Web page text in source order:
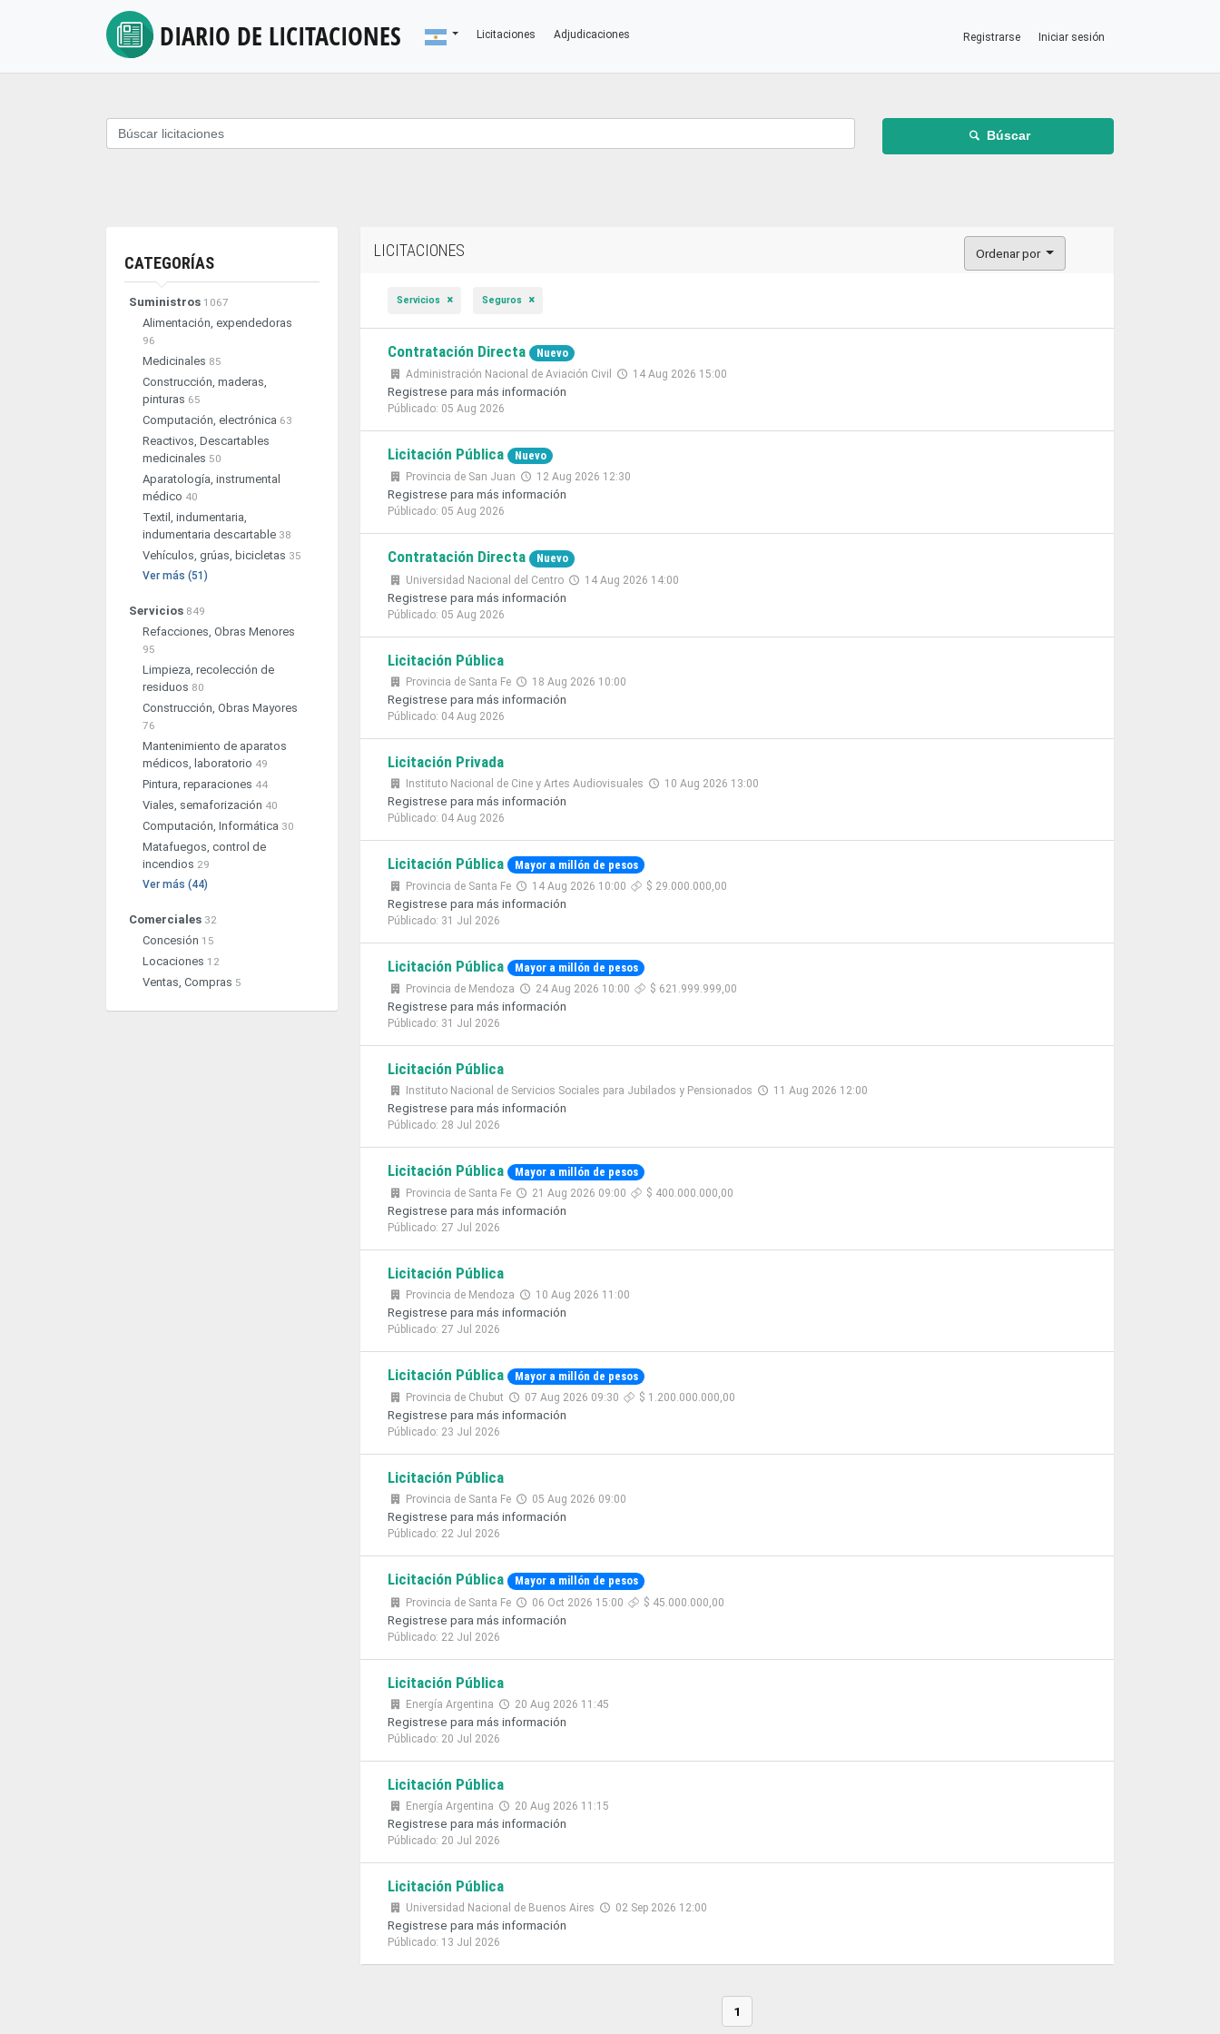
DIARIO DE LICITACIONES Licitaciones Adjudicaciones Registrarse Iniciar sesión
Búscar
CATEGORÍAS
Suministros 1067
Alimentación, expendedoras
96
Medicinales 85
Construcción, maderas,
pinturas 65
Computación, electrónica 63
Reactivos, Descartables
medicinales 50
Aparatología, instrumental
médico 40
Textil, indumentaria,
indumentaria descartable 38
Vehículos, grúas, bicicletas 35
Ver más (51)
Servicios 849
Refacciones, Obras Menores
95
Limpieza, recolección de
residuos 80
Construcción, Obras Mayores
76
Mantenimiento de aparatos
médicos, laboratorio 49
Pintura, reparaciones 44
Viales, semaforización 40
Computación, Informática 30
Matafuegos, control de
incendios 29
Ver más (44)
Comerciales 32
Concesión 15
Locaciones 12
Ventas, Compras 5
LICITACIONES Ordenar por
Servicios Seguros
Contratación Directa Nuevo
Administración Nacional de Aviación Civil 14 Aug 2026 15:00
Registrese para más información
Públicado: 05 Aug 2026
Licitación Pública Nuevo
Provincia de San Juan 12 Aug 2026 12:30
Registrese para más información
Públicado: 05 Aug 2026
Contratación Directa Nuevo
Universidad Nacional del Centro 14 Aug 2026 14:00
Registrese para más información
Públicado: 05 Aug 2026
Licitación Pública
Provincia de Santa Fe 18 Aug 2026 10:00
Registrese para más información
Públicado: 04 Aug 2026
Licitación Privada
Instituto Nacional de Cine y Artes Audiovisuales 10 Aug 2026 13:00
Registrese para más información
Públicado: 04 Aug 2026
Licitación Pública Mayor a millón de pesos
Provincia de Santa Fe 14 Aug 2026 10:00 $ 29.000.000,00
Registrese para más información
Públicado: 31 Jul 2026
Licitación Pública Mayor a millón de pesos
Provincia de Mendoza 24 Aug 2026 10:00 $ 621.999.999,00
Registrese para más información
Públicado: 31 Jul 2026
Licitación Pública
Instituto Nacional de Servicios Sociales para Jubilados y Pensionados 11 Aug 2026 12:00
Registrese para más información
Públicado: 28 Jul 2026
Licitación Pública Mayor a millón de pesos
Provincia de Santa Fe 21 Aug 2026 09:00 $ 400.000.000,00
Registrese para más información
Públicado: 27 Jul 2026
Licitación Pública
Provincia de Mendoza 10 Aug 2026 11:00
Registrese para más información
Públicado: 27 Jul 2026
Licitación Pública Mayor a millón de pesos
Provincia de Chubut 07 Aug 2026 09:30 $ 1.200.000.000,00
Registrese para más información
Públicado: 23 Jul 2026
Licitación Pública
Provincia de Santa Fe 05 Aug 2026 09:00
Registrese para más información
Públicado: 22 Jul 2026
Licitación Pública Mayor a millón de pesos
Provincia de Santa Fe 06 Oct 2026 15:00 $ 45.000.000,00
Registrese para más información
Públicado: 22 Jul 2026
Licitación Pública
Energía Argentina 20 Aug 2026 11:45
Registrese para más información
Públicado: 20 Jul 2026
Licitación Pública
Energía Argentina 20 Aug 2026 11:15
Registrese para más información
Públicado: 20 Jul 2026
Licitación Pública
Universidad Nacional de Buenos Aires 02 Sep 2026 12:00
Registrese para más información
Públicado: 13 Jul 2026
1